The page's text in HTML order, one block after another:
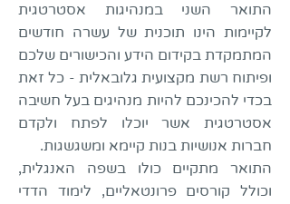
התואר השני במנהיגות אסטרטגית
לקיימות הינו תוכנית של עשרה חודשים
המתמקדת בקידום הידע והכישורים שלכם
ופיתוח רשת מקצועית גלובאלית - כל זאת
בכדי להכינכם להיות מנהיגים בעל חשיבה
אסטרטגית אשר יוכלו לפתח ולקדם
חברות אנושיות בנות קיימא ומשגשגות.
התואר מתקיים כולו בשפה האנגלית,
וכולל קורסים פרונטאליים, לימוד הדדי